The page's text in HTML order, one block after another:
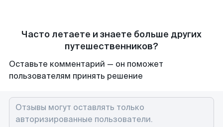
Часто летаете и знаете больше других
путешественников?
Оставьте комментарий — он поможет
пользователям принять решение